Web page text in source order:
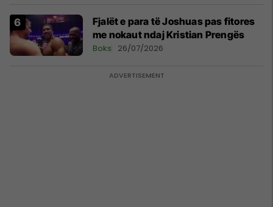
Fjalët e para të Joshuas pas fitores
me nokaut ndaj Kristian Prengës
Boks 26/07/2026